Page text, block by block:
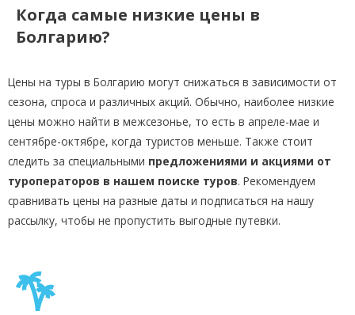
Когда самые низкие цены в
Болгарию?
Цены на туры в Болгарию могут снижаться в зависимости от
сезона, спроса и различных акций. Обычно, наиболее низкие
цены можно найти в межсезонье, то есть в апреле-мае и
сентябре-октябре, когда туристов меньше. Также стоит
следить за специальными предложениями и акциями от
туроператоров в нашем поиске туров. Рекомендуем
сравнивать цены на разные даты и подписаться на нашу
рассылку, чтобы не пропустить выгодные путевки.